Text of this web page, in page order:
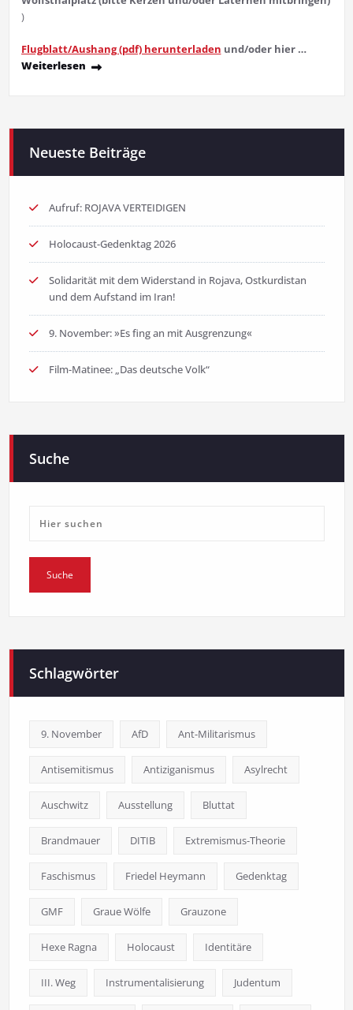
)
Flugblatt/Aushang (pdf) herunterladen und/oder hier …
Weiterlesen
Neueste Beiträge
Aufruf: ROJAVA VERTEIDIGEN
Holocaust-Gedenktag 2026
Solidarität mit dem Widerstand in Rojava, Ostkurdistan
und dem Aufstand im Iran!
9. November: »Es fing an mit Ausgrenzung«
Film-Matinee: „Das deutsche Volk“
Suche
Schlagwörter
9. November AfD Ant-Militarismus
Antisemitismus Antiziganismus Asylrecht
Auschwitz Ausstellung Bluttat
Brandmauer DITIB Extremismus-Theorie
Faschismus Friedel Heymann Gedenktag
GMF Graue Wölfe Grauzone
Hexe Ragna Holocaust Identitäre
III. Weg Instrumentalisierung Judentum